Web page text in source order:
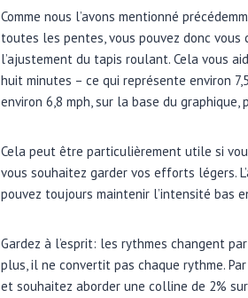
Comme nous l’avons mentionné
toutes les pentes, vous pouvez donc
l’ajustement du tapis roulant. Cela vous
huit minutes – ce qui représente environ
environ 6,8 mph, sur la base du
Cela peut être particulièrement utile si
vous souhaitez garder vos efforts légers.
pouvez toujours maintenir l’intensité bas
Gardez à l’esprit: les rythmes changent
plus, il ne convertit pas chaque rythme.
et souhaitez aborder une colline de 2%